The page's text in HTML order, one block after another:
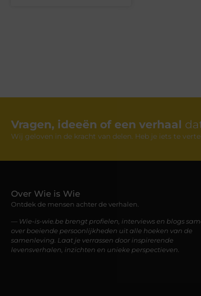
Vragen, ideeën of een verhaal
Wij geloven in de kracht van delen. Heb je iets te
Over Wie is Wie
Ontdek de mensen achter de verhalen.
— Wie-is-wie.be brengt profielen, interviews en blogs
over boeiende persoonlijkheden uit alle hoeken van de
samenleving. Laat je verrassen door inspirerende
levensverhalen, inzichten en unieke perspectieven.